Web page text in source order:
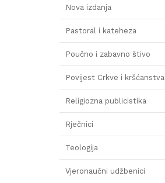
Nova izdanja
Pastoral i kateheza
Poučno i zabavno štivo
Povijest Crkve i kršćanstva
Religiozna publicistika
Rječnici
Teologija
Vjeronaučni udžbenici